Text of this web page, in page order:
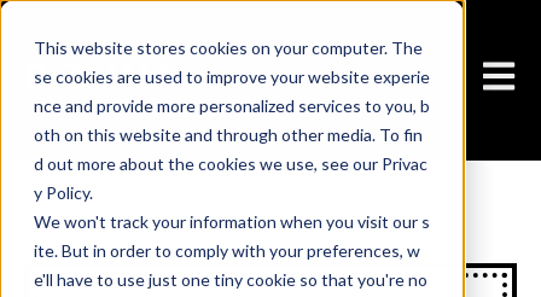
This website stores cookies on your computer. The
se cookies are used to improve your website experie
nce and provide more personalized services to you, b
oth on this website and through other media. To fin
d out more about the cookies we use, see our Privac
y Policy.
We won't track your information when you visit our s
ite. But in order to comply with your preferences, w
e'll have to use just one tiny cookie so that you're no
メイ
2024年3月22日